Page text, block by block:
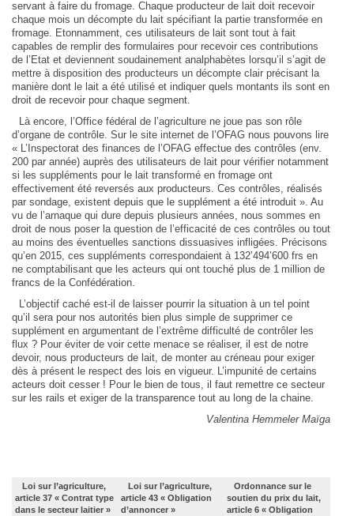
servant à faire du fromage. Chaque producteur de lait doit recevoir
chaque mois un décompte du lait spécifiant la partie transformée en
fromage. Etonnamment, ces utilisateurs de lait sont tout à fait
capables de remplir des formulaires pour recevoir ces contributions
de l’Etat et deviennent soudainement analphabètes lorsqu’il s’agit de
mettre à disposition des producteurs un décompte clair précisant la
manière dont le lait a été utilisé et indiquer quels montants ils sont en
droit de recevoir pour chaque segment.
Là encore, l’Office fédéral de l’agriculture ne joue pas son rôle
d’organe de contrôle. Sur le site internet de l’OFAG nous pouvons lire
« L’Inspectorat des finances de l’OFAG effectue des contrôles (env.
200 par année) auprès des utilisateurs de lait pour vérifier notamment
si les suppléments pour le lait transformé en fromage ont
effectivement été reversés aux producteurs. Ces contrôles, réalisés
par sondage, existent depuis que le supplément a été introduit ». Au
vu de l’arnaque qui dure depuis plusieurs années, nous sommes en
droit de nous poser la question de l’efficacité de ces contrôles ou tout
au moins des éventuelles sanctions dissuasives infligées. Précisons
qu’en 2015, ces suppléments correspondaient à 132’494’600 frs en
ne comptabilisant que les acteurs qui ont touché plus de 1 million de
francs de la Confédération.
L’objectif caché est-il de laisser pourrir la situation à un tel point
qu’il sera pour nos autorités bien plus simple de supprimer ce
supplément en argumentant de l’extrême difficulté de contrôler les
flux ? Pour éviter de voir cette menace se réaliser, il est de notre
devoir, nous producteurs de lait, de monter au créneau pour exiger
dès à présent le respect des lois en vigueur. L’impunité de certains
acteurs doit cesser ! Pour le bien de tous, il faut remettre ce secteur
sur les rails et exiger de la transparence tout au long de la chaine.
Valentina Hemmeler Maïga
Loi sur l’agriculture,
article 37 « Contrat type
dans le secteur laitier »
Loi sur l’agriculture,
article 43 « Obligation
d’annoncer »
Ordonnance sur le
soutien du prix du lait,
article 6 « Obligation